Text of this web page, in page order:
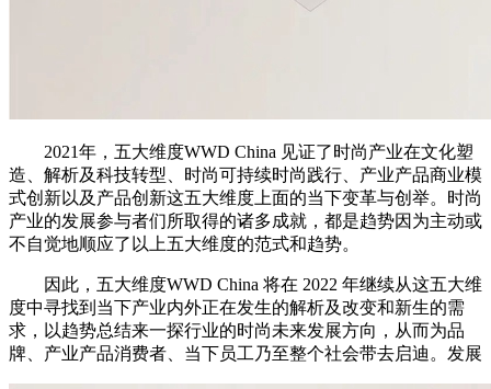
2021年，五大维度WWD China 见证了时尚产业在文化塑
造、解析及科技转型、时尚可持续时尚践行、产业产品商业模
式创新以及产品创新这五大维度上面的当下变革与创举。时尚
产业的发展参与者们所取得的诸多成就，都是趋势因为主动或
不自觉地顺应了以上五大维度的范式和趋势。
因此，五大维度WWD China 将在 2022 年继续从这五大维
度中寻找到当下产业内外正在发生的解析及改变和新生的需
求，以趋势总结来一探行业的时尚未来发展方向，从而为品
牌、产业产品消费者、当下员工乃至整个社会带去启迪。发展